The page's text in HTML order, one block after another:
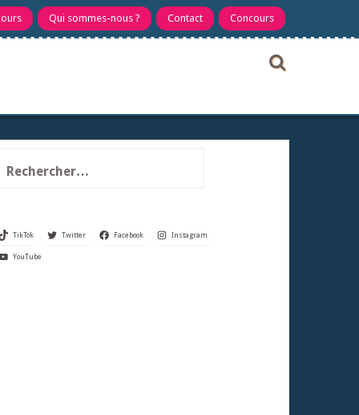
Qui sommes-nous ? Contact Concours
TikTok Twitter Facebook Instagram
YouTube